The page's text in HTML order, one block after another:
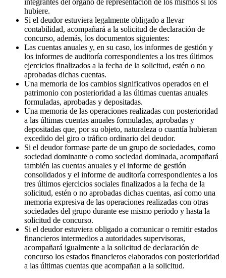
integrantes del órgano de representación de los mismos si los
hubiere.
Si el deudor estuviera legalmente obligado a llevar
contabilidad, acompañará a la solicitud de declaración de
concurso, además, los documentos siguientes:
Las cuentas anuales y, en su caso, los informes de gestión y
los informes de auditoría correspondientes a los tres últimos
ejercicios finalizados a la fecha de la solicitud, estén o no
aprobadas dichas cuentas.
Una memoria de los cambios significativos operados en el
patrimonio con posterioridad a las últimas cuentas anuales
formuladas, aprobadas y depositadas.
Una memoria de las operaciones realizadas con posterioridad
a las últimas cuentas anuales formuladas, aprobadas y
depositadas que, por su objeto, naturaleza o cuantía hubieran
excedido del giro o tráfico ordinario del deudor.
Si el deudor formase parte de un grupo de sociedades, como
sociedad dominante o como sociedad dominada, acompañará
también las cuentas anuales y el informe de gestión
consolidados y el informe de auditoría correspondientes a los
tres últimos ejercicios sociales finalizados a la fecha de la
solicitud, estén o no aprobadas dichas cuentas, así como una
memoria expresiva de las operaciones realizadas con otras
sociedades del grupo durante ese mismo período y hasta la
solicitud de concurso.
Si el deudor estuviera obligado a comunicar o remitir estados
financieros intermedios a autoridades supervisoras,
acompañará igualmente a la solicitud de declaración de
concurso los estados financieros elaborados con posterioridad
a las últimas cuentas que acompañan a la solicitud.